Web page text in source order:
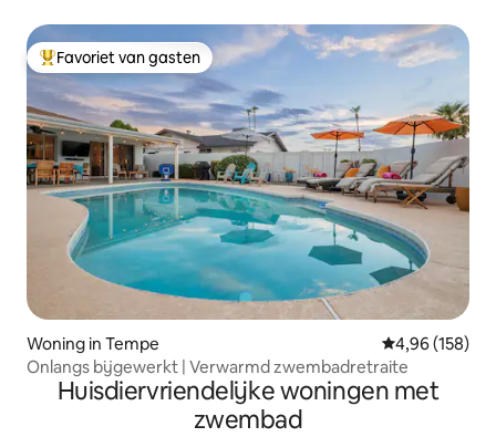
Topfavoriet van gasten
Favoriet van gasten
Woning in Tempe Gemiddelde
4,96 (158)
Onlangs bijgewerkt | Verwarmd zwembadretraite
Huisdiervriendelijke woningen met
zwembad